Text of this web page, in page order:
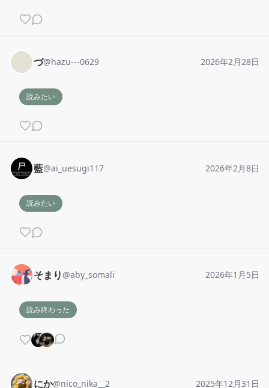
づ@hazu---0629 2026年2月28日
読みたい
藍@ai_uesugi117 2026年2月8日
読みたい
そまり @aby_somali 2026年1月5日
読み終わった
にか@nico_nika__2 2025年12月31日